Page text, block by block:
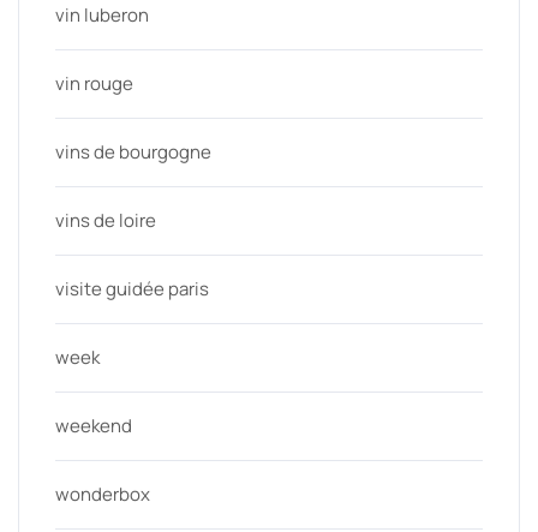
vin luberon
vin rouge
vins de bourgogne
vins de loire
visite guidée paris
week
weekend
wonderbox